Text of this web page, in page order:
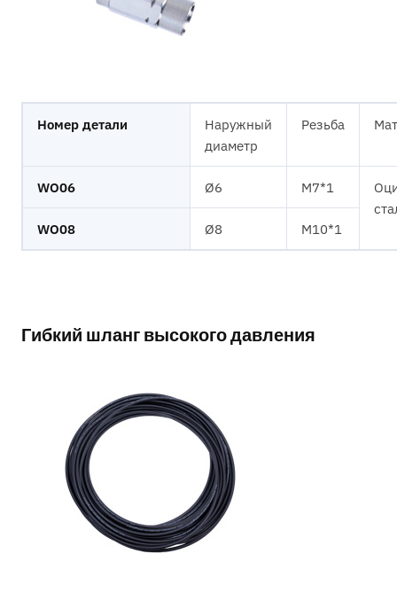
Номер детали
Наружный
диаметр
Резьба
WO06 Ø6 M7*1
WO08
Ø8 M10*1
Гибкий шланг высокого давления